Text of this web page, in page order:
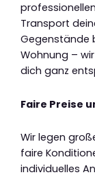
Transport
Gegenstände
Wohnung –
dich ganz
Faire Preise
Wir legen
faire
individuelles